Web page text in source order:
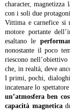
character, magnetizza
con i soli due
Vittima e carnefice si
motore portante
esaltano le
nonostante il poco
riescono
che, in realtà, deve
I primi, pochi, dialoghi
incatenare lo
un’atmosfera ben
capacità magnetica